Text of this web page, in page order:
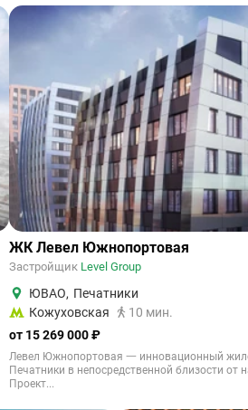
ЖК Левел Южнопортовая
Застройщик Level Group
ЮВАО, Печатники
Кожуховская
10 мин.
от 15 269 000 ₽
Левел Южнопортовая 一 инновационный
Печатники в непосредственной близости от
Проект...